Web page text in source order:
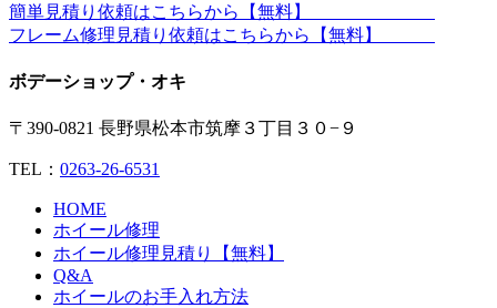
簡単見積り依頼はこちらから【無料】
フレーム修理見積り依頼はこちらから【無料】
ボデーショップ・オキ
〒390-0821 長野県松本市筑摩３丁目３０−９
TEL： 0263-26-6531
HOME
ホイール修理
ホイール修理見積り【無料】
Q&A
ホイールのお手入れ方法